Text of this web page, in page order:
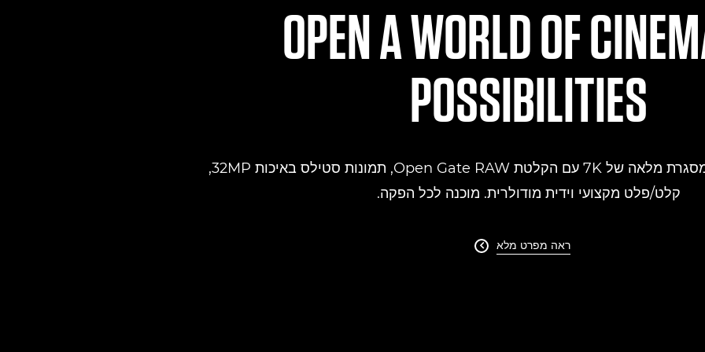
OPEN A WORLD OF
POSSIBILITIES
EOS C50 כוללת חיישן מסגרת מלאה של 7K עם הקלטת Open Gate RAW, תמונות סטילס באיכות 32MP,
קלט/פלט מקצועי וידית מודולרית. מוכנה לכל הפקה.
ראה מפרט מלא 